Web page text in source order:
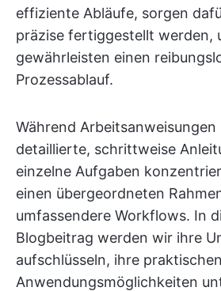
effiziente Abläufe, sorgen
präzise fertiggestellt werden,
gewährleisten einen
Prozessablauf.
Während Arbeitsanweisungen
detaillierte, schrittweise
einzelne Aufgaben
einen übergeordneten
umfassendere Workflows. In
Blogbeitrag werden wir ihre
aufschlüsseln, ihre praktischen
Anwendungsmöglichkeiten